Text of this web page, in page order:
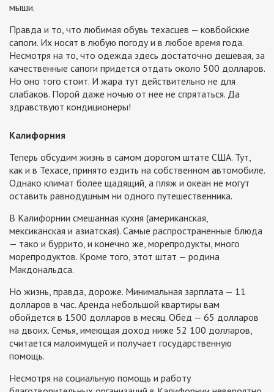
мыши.
Правда и то, что любимая обувь техасцев — ковбойские
сапоги. Их носят в любую погоду и в любое время года.
Несмотря на то, что одежда здесь достаточно дешевая, за
качественные сапоги придется отдать около 500 долларов.
Но оно того стоит. И жара тут действительно не для
слабаков. Порой даже ночью от нее не спрятаться. Да
здравствуют кондиционеры!
Калифорния
Теперь обсудим жизнь в самом дорогом штате США. Тут,
как и в Техасе, принято ездить на собственном автомобиле.
Однако климат более щадящий, а пляж и океан не могут
оставить равнодушным ни одного путешественника.
В Калифорнии смешанная кухня (американская,
мексиканская и азиатская). Самые распространенные блюда
— тако и буррито, и конечно же, морепродукты, много
морепродуктов. Кроме того, этот штат — родина
Макдональдса.
Но жизнь, правда, дороже. Минимальная зарплата — 11
долларов в час. Аренда небольшой квартиры вам
обойдется в 1500 долларов в месяц. Обед — 65 долларов
на двоих. Семья, имеющая доход ниже 52 100 долларов,
считается малоимущей и получает государственную
помощь.
Несмотря на социальную помощь и работу